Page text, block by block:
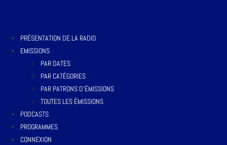
PRÉSENTATION DE LA RADIO
EMISSIONS
PAR DATES
PAR CATÉGORIES
PAR PATRONS D’ÉMISSIONS
TOUTES LES ÉMISSIONS
PODCASTS
PROGRAMMES
CONNEXION